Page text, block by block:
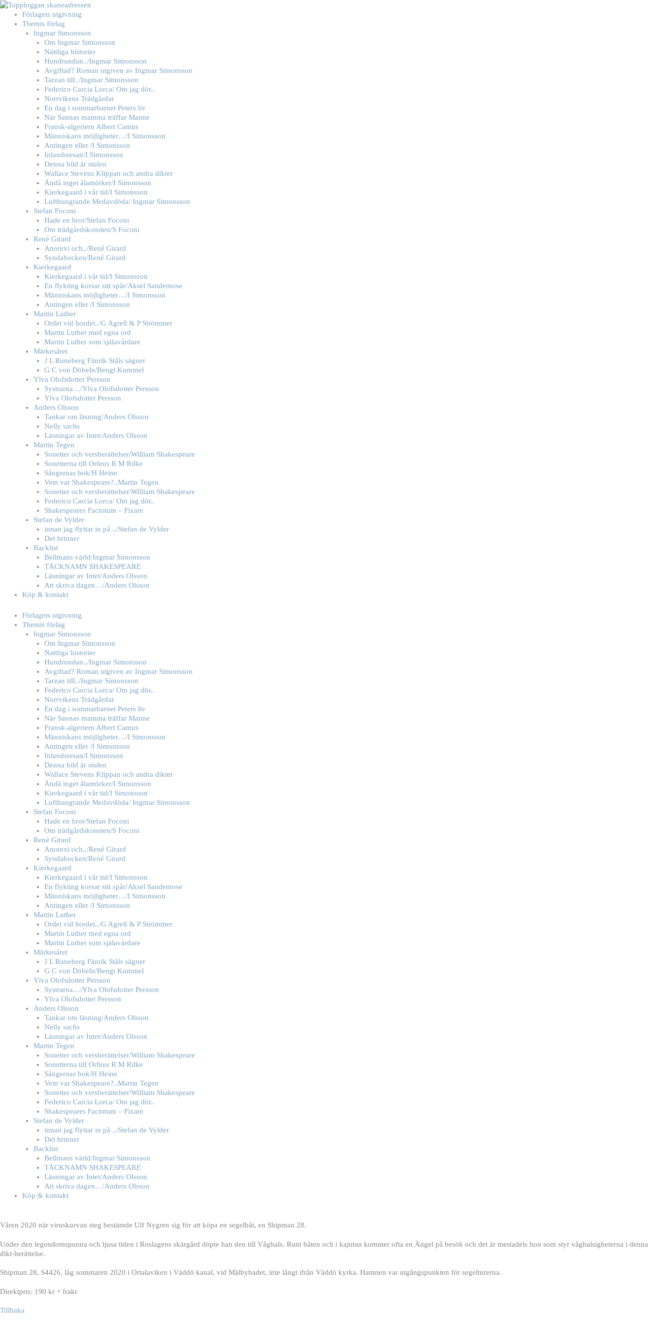
Hoppa
innehåll
Förlagets utgivning
Themis förlag
Ingmar Simonsson
Om Ingmar Simonsson
Nattliga historier
Hundrundan../Ingmar Simonsson
Avgiftad? Roman utgiven av Ingmar Simonsson
Tarzan till../Ingmar Simonsson
Federico Carcia Lorca/ Om jag dör..
Norrvikens Trädgårdar
En dag i sommarbarnet Peters liv
När Sannas mamma träffar Manne
Fransk-algeriern Albert Camus
Människans möjligheter…/I Simonsson
Antingen eller /I Simonsson
Inlandsresan/I Simonsson
Denna bild är stulen
Wallace Stevens Klippan och andra dikter
Ändå inget ålamörker/I Simonsson
Kierkegaard i vår tid/I Simonsson
Lufthungrande Medavdöda/ Ingmar Simonsson
Stefan Foconi
Hade en bror/Stefan Foconi
Om trädgårdskonsten/S Foconi
René Girard
Anorexi och../René Girard
Syndabocken/René Girard
Kierkegaard
Kierkegaard i vår tid/I Simonsson
En flykting korsar sitt spår/Aksel Sandemose
Människans möjligheter…/I Simonsson
Antingen eller /I Simonsson
Martin Luther
Ordet vid bordet../G Agrell & P Strömmer
Martin Luther med egna ord
Martin Luther som själavårdare
Märkesåret
J L Runeberg Fänrik Ståls sägner
G C von Döbeln/Bengt Kummel
Ylva Olofsdotter Persson
Systrarna…/Ylva Olofsdotter Persson
Ylva Olofsdotter Persson
Anders Olsson
Tankar om läsning/Anders Olsson
Nelly sachs
Läsningar av Intet/Anders Olsson
Martin Tegen
Sonetter och versberättelser/William Shakespeare
Sonetterna till Orfeus R M Rilke
Sångernas bok/H Heine
Vem var Shakespeare?..Martin Tegen
Sonetter och versberättelser/William Shakespeare
Federico Carcia Lorca/ Om jag dör..
Shakespeares Factotum – Fixare
Stefan de Vylder
innan jag flyttar in på ../Stefan de Vylder
Det brinner
Backlist
Bellmans värld/Ingmar Simonsson
TÄCKNAMN SHAKESPEARE
Läsningar av Intet/Anders Olsson
Att skriva dagen…/Anders Olsson
Köp & kontakt
Förlagets utgivning
Themis förlag
Ingmar Simonsson
Om Ingmar Simonsson
Nattliga historier
Hundrundan../Ingmar Simonsson
Avgiftad? Roman utgiven av Ingmar Simonsson
Tarzan till../Ingmar Simonsson
Federico Carcia Lorca/ Om jag dör..
Norrvikens Trädgårdar
En dag i sommarbarnet Peters liv
När Sannas mamma träffar Manne
Fransk-algeriern Albert Camus
Människans möjligheter…/I Simonsson
Antingen eller /I Simonsson
Inlandsresan/I Simonsson
Denna bild är stulen
Wallace Stevens Klippan och andra dikter
Ändå inget ålamörker/I Simonsson
Kierkegaard i vår tid/I Simonsson
Lufthungrande Medavdöda/ Ingmar Simonsson
Stefan Foconi
Hade en bror/Stefan Foconi
Om trädgårdskonsten/S Foconi
René Girard
Anorexi och../René Girard
Syndabocken/René Girard
Kierkegaard
Kierkegaard i vår tid/I Simonsson
En flykting korsar sitt spår/Aksel Sandemose
Människans möjligheter…/I Simonsson
Antingen eller /I Simonsson
Martin Luther
Ordet vid bordet../G Agrell & P Strömmer
Martin Luther med egna ord
Martin Luther som själavårdare
Märkesåret
J L Runeberg Fänrik Ståls sägner
G C von Döbeln/Bengt Kummel
Ylva Olofsdotter Persson
Systrarna…/Ylva Olofsdotter Persson
Ylva Olofsdotter Persson
Anders Olsson
Tankar om läsning/Anders Olsson
Nelly sachs
Läsningar av Intet/Anders Olsson
Martin Tegen
Sonetter och versberättelser/William Shakespeare
Sonetterna till Orfeus R M Rilke
Sångernas bok/H Heine
Vem var Shakespeare?..Martin Tegen
Sonetter och versberättelser/William Shakespeare
Federico Carcia Lorca/ Om jag dör..
Shakespeares Factotum – Fixare
Stefan de Vylder
innan jag flyttar in på ../Stefan de Vylder
Det brinner
Backlist
Bellmans värld/Ingmar Simonsson
TÄCKNAMN SHAKESPEARE
Läsningar av Intet/Anders Olsson
Att skriva dagen…/Anders Olsson
Köp & kontakt
Våren 2020 när viruskurvan steg bestämde Ulf Nygren sig för att köpa en segelbåt, en Shipman 28.
Under den legendomspunna och ljusa tiden i Roslagens skärgård döpte han den till Våghals. Runt båten och i kajutan kommer ofta en Ängel på besök och det är mestadels hon som styr våghalsigheterna i denna
dikt-berättelse.
Shipman 28, S4426, låg sommaren 2020 i Ortalaviken i Väddö kanal, vid Mälbybadet, inte långt ifrån Väddö kyrka. Hamnen var utgångspunkten för segelturerna.
Direktpris: 190 kr + frakt
Tillbaka